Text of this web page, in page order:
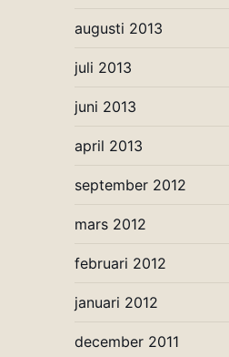
augusti 2013
juli 2013
juni 2013
april 2013
september 2012
mars 2012
februari 2012
januari 2012
december 2011